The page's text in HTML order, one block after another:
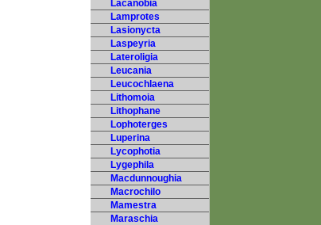
Lacanobia
Lamprotes
Lasionycta
Laspeyria
Lateroligia
Leucania
Leucochlaena
Lithomoia
Lithophane
Lophoterges
Luperina
Lycophotia
Lygephila
Macdunnoughia
Macrochilo
Mamestra
Maraschia